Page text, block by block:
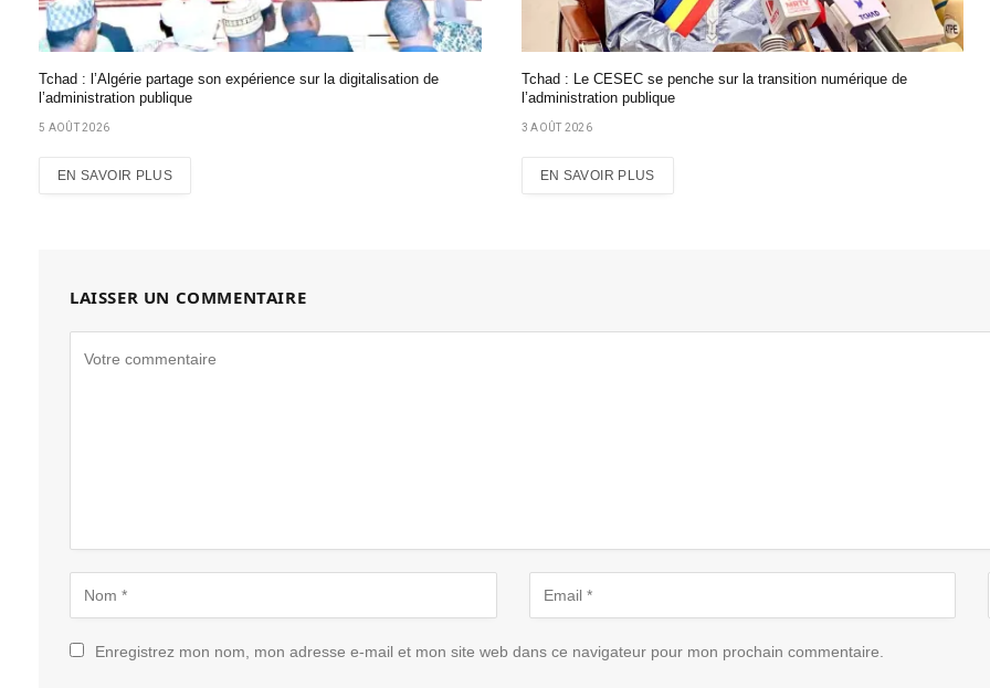
Tchad : l’Algérie partage son expérience sur la digitalisation de
l’administration publique
5 AOÛT 2026
EN SAVOIR PLUS
Tchad : Le CESEC se penche sur la transition numérique de
l’administration publique
3 AOÛT 2026
EN SAVOIR PLUS
LAISSER UN COMMENTAIRE
Enregistrez mon nom, mon adresse e-mail et mon site web dans ce navigateur pour mon prochain commentaire.